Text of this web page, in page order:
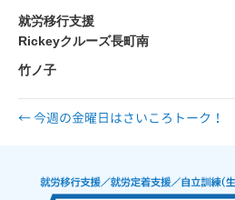
就労移行支援
Rickeyクルーズ長町南
竹ノ子
← 今週の金曜日はさいころトーク！